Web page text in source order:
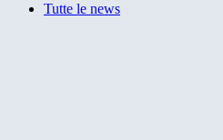
Tutte le news